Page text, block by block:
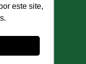
este site,